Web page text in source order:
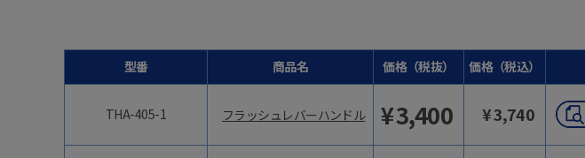
型番 商品名 価格（税抜） 価格（税込）
THA-405-1 フラッシュレバーハンドル ¥3,400 ¥3,740